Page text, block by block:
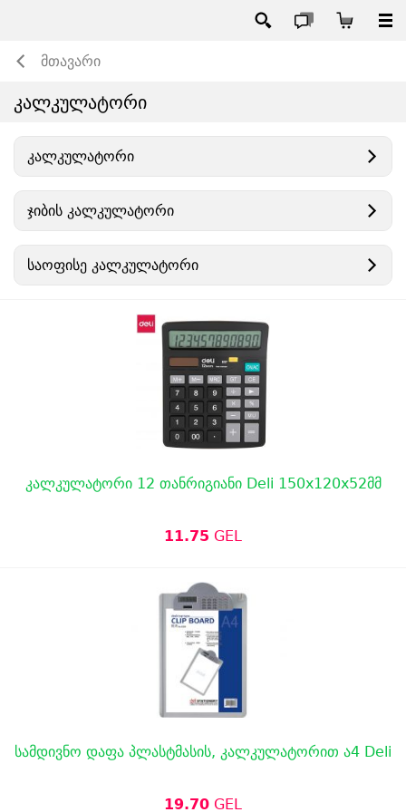
მთავარი
კალკულატორი
კალკულატორი
ჯიბის კალკულატორი
საოფისე კალკულატორი
კალკულატორი 12 თანრიგიანი Deli 150x120x52მმ
11.75 GEL
სამდივნო დაფა პლასტმასის, კალკულატორით ა4 Deli
19.70 GEL